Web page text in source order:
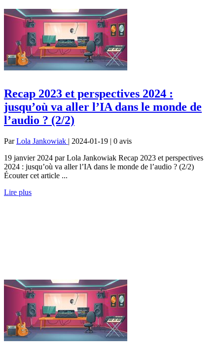
Recap 2023 et perspectives 2024 :
jusqu’où va aller l’IA dans le monde de
l’audio ? (2/2)
ParLola Jankowiak | 2024-01-19 | 0 avis
19 janvier 2024 par Lola Jankowiak Recap 2023 et perspectives
2024 : jusqu’où va aller l’IA dans le monde de l’audio ? (2/2)
Écouter cet article ...
Lire plus